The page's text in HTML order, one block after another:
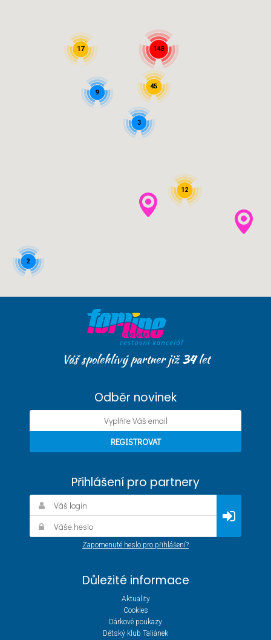
148
12
17
9
3
45
2
Váš spolehlivý partner již34let
Odběr novinek
Přihlášení pro partnery
Zapomenuté heslo pro přihlášení?
Důležité informace
Aktuality
Cookies
Dárkové poukazy
Dětský klub Taliánek